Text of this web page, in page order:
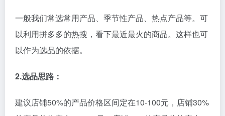
一般我们常选常用产品、季节性产品、热点产品等。可
以利用拼多多的热搜，看下最近最火的商品。这样也可
以作为选品的依据。
2.选品思路：
建议店铺50%的产品价格区间定在10-100元，店铺30%